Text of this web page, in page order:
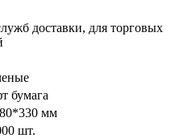
доставки, для торговых
бумага
мм
шт.